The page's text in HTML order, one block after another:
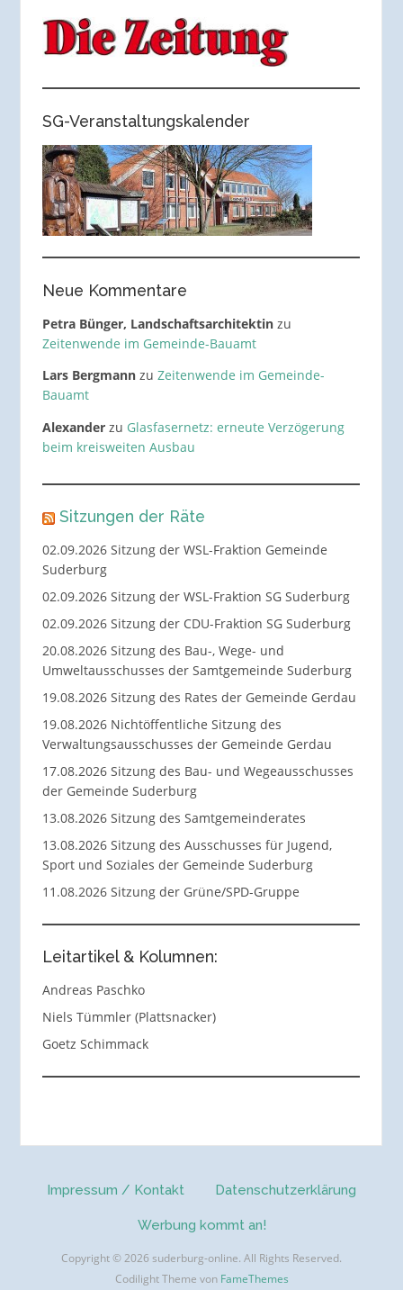
SG-Veranstaltungskalender
Neue Kommentare
Petra Bünger, Landschaftsarchitektinzu
Zeitenwende im Gemeinde-Bauamt
Lars Bergmannzu Zeitenwende im Gemeinde-
Bauamt
Alexanderzu Glasfasernetz: erneute Verzögerung
beim kreisweiten Ausbau
Sitzungen der Räte
02.09.2026 Sitzung der WSL-Fraktion Gemeinde
Suderburg
02.09.2026 Sitzung der WSL-Fraktion SG Suderburg
02.09.2026 Sitzung der CDU-Fraktion SG Suderburg
20.08.2026 Sitzung des Bau-, Wege- und
Umweltausschusses der Samtgemeinde Suderburg
19.08.2026 Sitzung des Rates der Gemeinde Gerdau
19.08.2026 Nichtöffentliche Sitzung des
Verwaltungsausschusses der Gemeinde Gerdau
17.08.2026 Sitzung des Bau- und Wegeausschusses
der Gemeinde Suderburg
13.08.2026 Sitzung des Samtgemeinderates
13.08.2026 Sitzung des Ausschusses für Jugend,
Sport und Soziales der Gemeinde Suderburg
11.08.2026 Sitzung der Grüne/SPD-Gruppe
Leitartikel & Kolumnen:
Andreas Paschko
Niels Tümmler (Plattsnacker)
Goetz Schimmack
Impressum / Kontakt Datenschutzerklärung
Werbung kommt an!
Copyright © 2026 suderburg-online. All Rights Reserved.
Codilight Theme von FameThemes